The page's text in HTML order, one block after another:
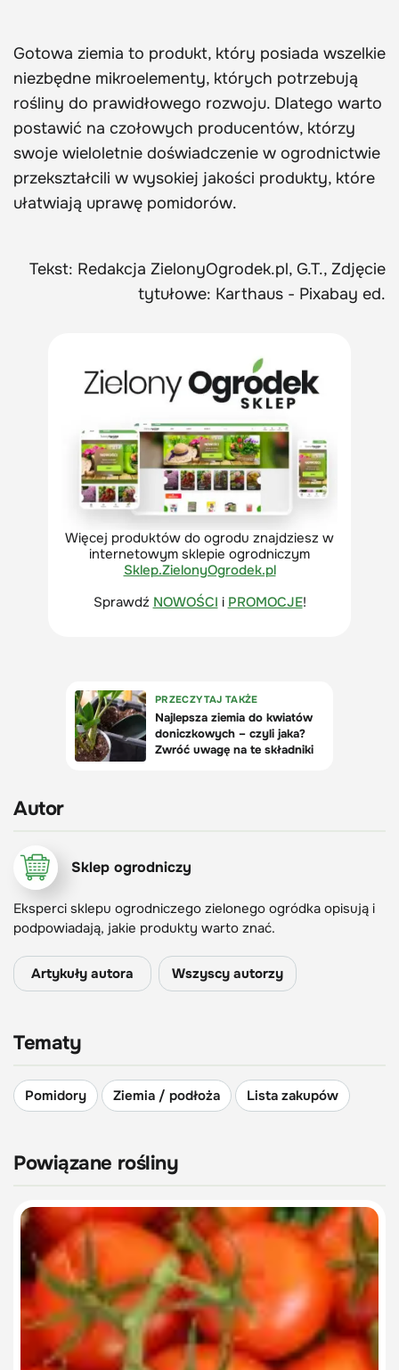
Gotowa ziemia to produkt, który posiada wszelkie
niezbędne mikroelementy, których potrzebują
rośliny do prawidłowego rozwoju. Dlatego warto
postawić na czołowych producentów, którzy
swoje wieloletnie doświadczenie w ogrodnictwie
przekształcili w wysokiej jakości produkty, które
ułatwiają uprawę pomidorów.
Tekst: Redakcja ZielonyOgrodek.pl, G.T., Zdjęcie
tytułowe: Karthaus - Pixabay ed.
Więcej produktów do ogrodu znajdziesz w
internetowym sklepie ogrodniczym
Sklep.ZielonyOgrodek.pl
Sprawdź NOWOŚCI i PROMOCJE!
Autor
Sklep ogrodniczy
Eksperci sklepu ogrodniczego zielonego ogródka opisują i
podpowiadają, jakie produkty warto znać.
Artykuły autora Wszyscy autorzy
Tematy
Pomidory Ziemia / podłoża Lista zakupów
Powiązane rośliny